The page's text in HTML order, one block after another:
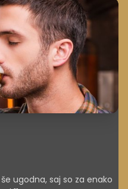
ugodna, saj so za enako